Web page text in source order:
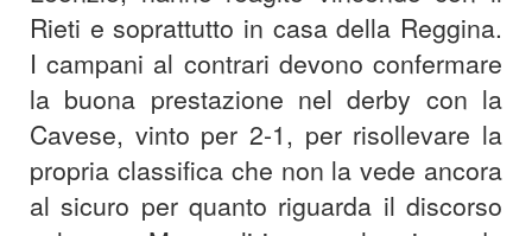
Rieti e soprattutto in casa della Reggina.
I campani al contrari devono confermare
la buona prestazione nel derby con la
Cavese, vinto per 2-1, per risollevare la
propria classifica che non la vede ancora
al sicuro per quanto riguarda il discorso